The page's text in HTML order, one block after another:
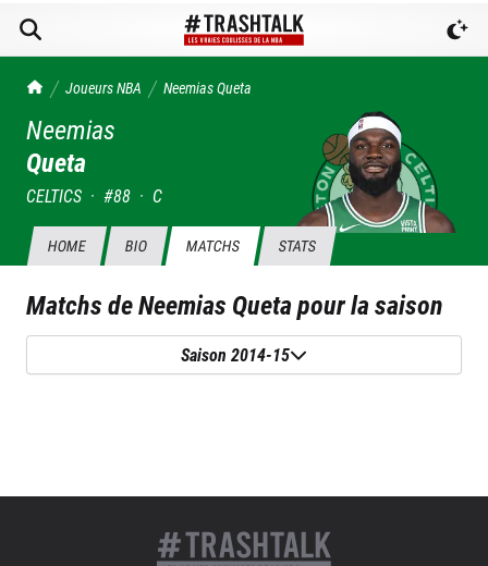
TrashTalk Actu NBA
Joueurs NBA NeemiasQueta
Neemias
Queta
CELTICS · #88 · C
HOME BIO MATCHS STATS
Matchs deNeemias Quetapour la saison
Saison 2014-15